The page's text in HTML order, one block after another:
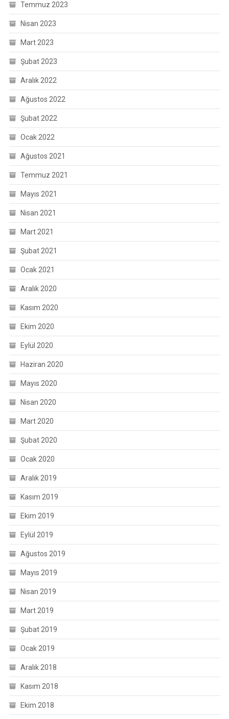
Temmuz 2023
Nisan 2023
Mart 2023
Şubat 2023
Aralık 2022
Ağustos 2022
Şubat 2022
Ocak 2022
Ağustos 2021
Temmuz 2021
Mayıs 2021
Nisan 2021
Mart 2021
Şubat 2021
Ocak 2021
Aralık 2020
Kasım 2020
Ekim 2020
Eylül 2020
Haziran 2020
Mayıs 2020
Nisan 2020
Mart 2020
Şubat 2020
Ocak 2020
Aralık 2019
Kasım 2019
Ekim 2019
Eylül 2019
Ağustos 2019
Mayıs 2019
Nisan 2019
Mart 2019
Şubat 2019
Ocak 2019
Aralık 2018
Kasım 2018
Ekim 2018